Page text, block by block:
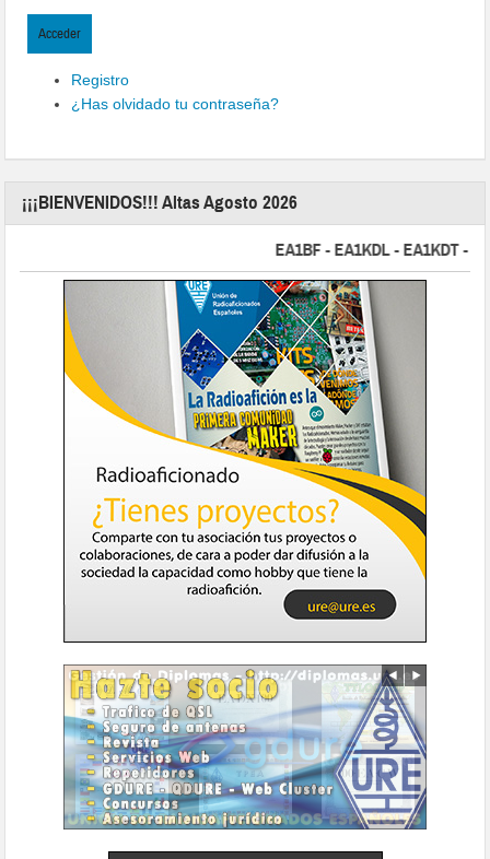
Acceder
Registro
¿Has olvidado tu contraseña?
¡¡¡BIENVENIDOS!!! Altas Agosto 2026
EA1BF - EA1KDL - EA1KDT -